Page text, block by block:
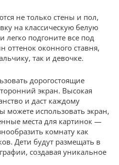
не только стены и пол,
на классическую белую
легко подгоните все под
оттенок оконного ставня,
так и девочке.
дорогостоящие
экран. Высокая
и даст каждому
использовать экран,
места для картинок —
комнату как
Дети будут размещать в
создавая уникальное